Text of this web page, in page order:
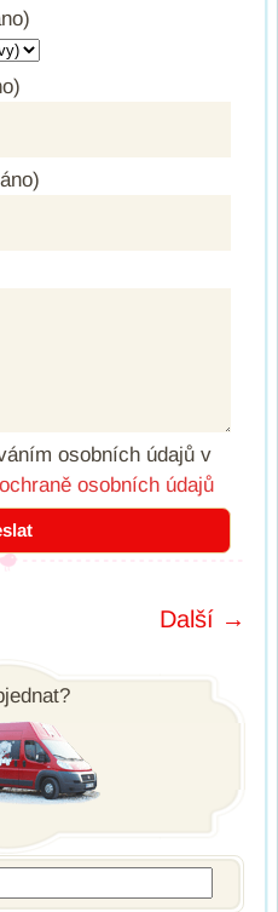
osobních údajů v
osobních údajů
Další →